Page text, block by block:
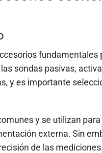
sondas pasivas,
y es importante
y se utilizan
externa. Sin
de las